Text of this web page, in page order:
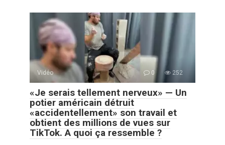
Vidéo 0 252
«Je serais tellement nerveux» — Un
potier américain détruit
«accidentellement» son travail et
obtient des millions de vues sur
TikTok. A quoi ça ressemble ?